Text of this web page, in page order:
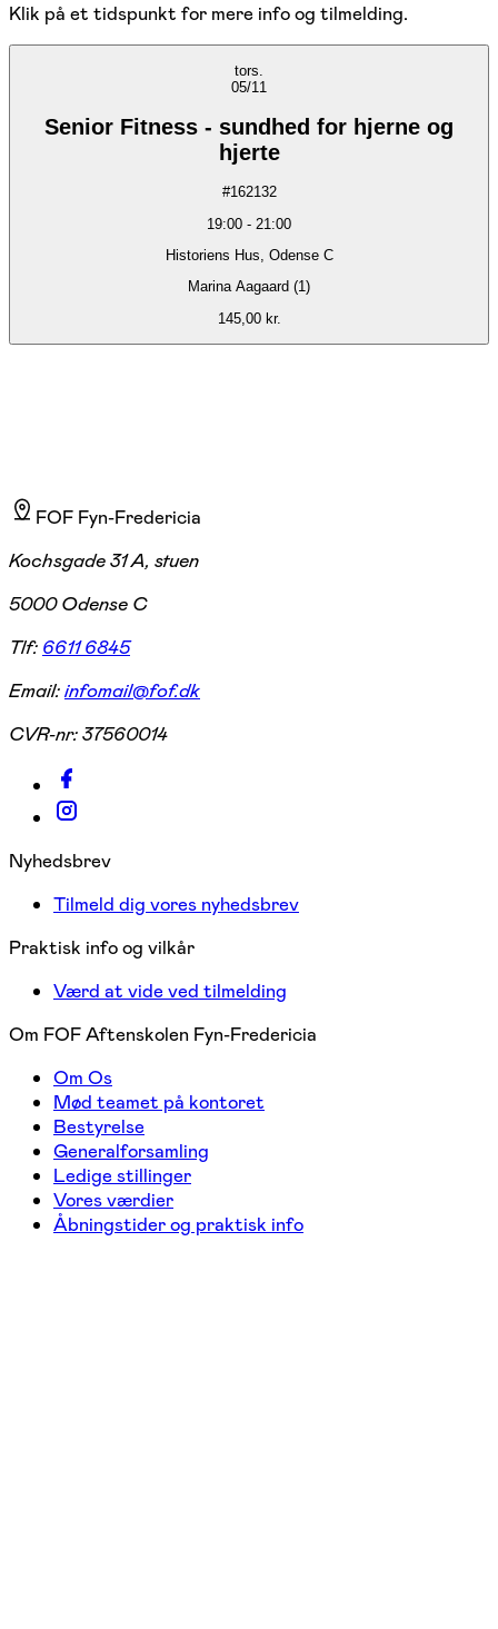
Klik på et tidspunkt for mere info og tilmelding.
tors.
05/11
Senior Fitness - sundhed for hjerne og
hjerte
#162132
19:00 - 21:00
Historiens Hus, Odense C
Marina Aagaard (1)
145,00 kr.
FOF Fyn-Fredericia
Kochsgade 31 A, stuen
5000 Odense C
Tlf: 6611 6845
Email:infomail@fof.dk
CVR-nr:37560014
Nyhedsbrev
Tilmeld dig vores nyhedsbrev
Praktisk info og vilkår
Værd at vide ved tilmelding
Om FOF Aftenskolen Fyn-Fredericia
Om Os
Mød teamet på kontoret
Bestyrelse
Generalforsamling
Ledige stillinger
Vores værdier
Åbningstider og praktisk info